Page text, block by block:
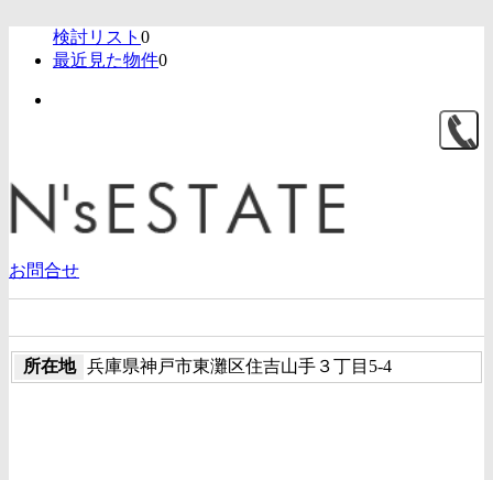
検討リスト 0
最近見た物件0
お問合せ
所在地 兵庫県神戸市東灘区住吉山手３丁目5-4